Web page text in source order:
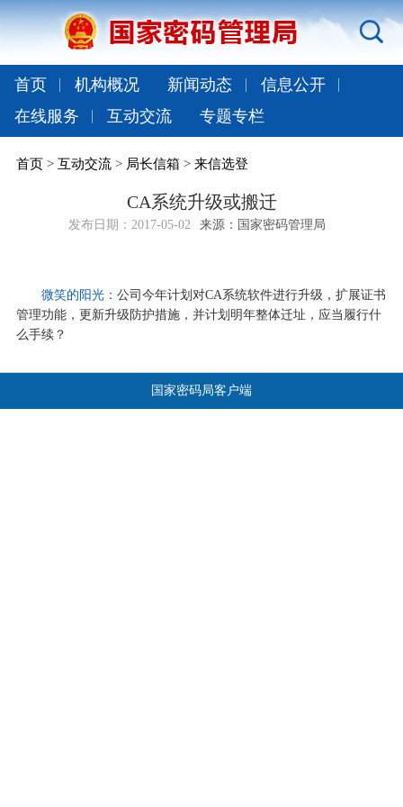
首页 机构概况 新闻动态
信息公开
在线服务
互动交流 专题专栏
首页> 互动交流> 局长信箱 > 来信选登
CA系统升级或搬迁
发布日期： 2017-05-02 来源：国家密码管理局
微笑的阳光： 公司今年计划对CA系统软件进行升级，扩展证书
管理功能，更新升级防护措施，并计划明年整体迁址，应当履行什
么手续？
国家密码局客户端